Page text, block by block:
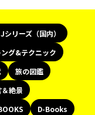
リーズ（国内）
グ&テクニック
旅の図鑑
絶景
D-Books